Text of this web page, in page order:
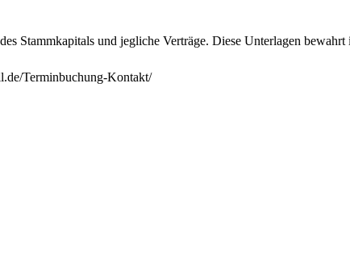
Stammkapitals und jegliche Verträge. Diese Unterlagen bewahrt
Terminbuchung-Kontakt/